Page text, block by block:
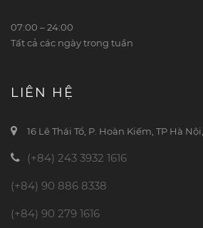
07:00 – 24:00
Tất cả các ngày trong tuần
LIÊN HỆ
16 Lê Thái Tổ, P. Hoàn Kiếm, TP Hà
(+84) 243 3932 1616
(+84) 90 886 8338
(+84) 90 279 1616